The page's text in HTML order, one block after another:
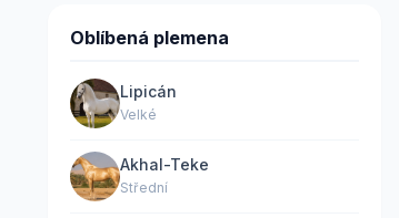
Oblíbená plemena
Lipicán
Velké
Akhal-Teke
Střední